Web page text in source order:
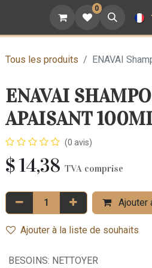
Devenez revendeur
0
Tous les produits ENAVAI
ENAVAI
APAISANT
(0 avis)
$14,38 TVA comprise
Ajouter
Ajouter à la liste de souhaits
BESOINS: NETTOYER